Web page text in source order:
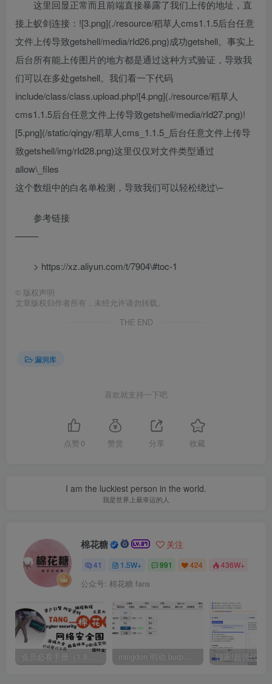
这里回显正常而且前端直接暴露了我们上传的地址，直
接上蚁剑连接：![3.png](./resource/稻草人cms1.1.5后台任意
文件上传导致getshell/media/rId26.png)成功getshell。事实上
后台所有能上传图片的地方都是通过这种方式验证，导致我
们可以在多处getshell。我们看一下代码
include/class/class.upload.php![4.png](./resource/稻草人
cms1.1.5后台任意文件上传导致getshell/media/rId27.png)!
[5.png](/static/qingy/稻草人cms_1.1.5_后台任意文件上传导
致getshell/img/rId28.png)这里仅仅对文件类型通过
allow\_files
这个数组中的白名单检测，导致我们可以轻松绕过\–
参考链接
——–
> https://xz.aliyun.com/t/7904\#toc-1
© 版权声明
文章版权归作者所有，未经允许请勿转载。
THE END
漏洞库
喜欢就支持一下吧
点赞 0 赞赏 分享 收藏
I am the luckiest person in the world.
我是世界上最幸运的人
棉花糖 关注
41 1.5W+ 991 424 436W+
公众号: 棉花糖 fans
会员必看手册（1.9.0版本 26.4.5更新） mingdon 明动 burp插件0.2.6版本 本地时间校验去除版